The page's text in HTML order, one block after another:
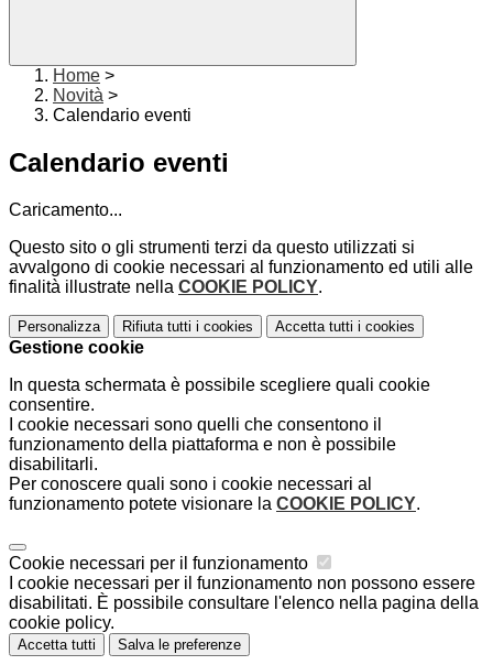
Home >
Novità >
Calendario eventi
Calendario eventi
Caricamento...
Questo sito o gli strumenti terzi da questo utilizzati si
avvalgono di cookie necessari al funzionamento ed utili alle
finalità illustrate nella COOKIE POLICY.
Personalizza Rifiuta tutti i cookies Accetta tutti i cookies
Gestione cookie
In questa schermata è possibile scegliere quali cookie
consentire.
I cookie necessari sono quelli che consentono il
funzionamento della piattaforma e non è possibile
disabilitarli.
Per conoscere quali sono i cookie necessari al
funzionamento potete visionare la COOKIE POLICY.
Cookie necessari per il funzionamento
I cookie necessari per il funzionamento non possono essere
disabilitati. È possibile consultare l'elenco nella pagina della
cookie policy.
Accetta tutti Salva le preferenze